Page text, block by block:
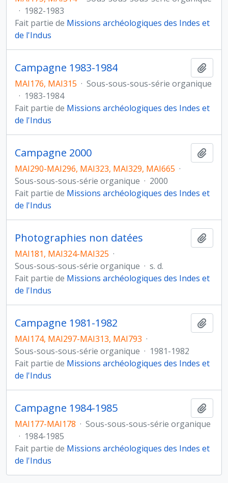
· 1982-1983
Fait partie de Missions archéologiques des Indes et
de l'Indus
Campagne 1983-1984
MAI176, MAI315 · Sous-sous-sous-série organique
· 1983-1984
Fait partie de Missions archéologiques des Indes et
de l'Indus
Campagne 2000
MAI290-MAI296, MAI323, MAI329, MAI665 ·
Sous-sous-sous-série organique · 2000
Fait partie de Missions archéologiques des Indes et
de l'Indus
Photographies non datées
MAI181, MAI324-MAI325 ·
Sous-sous-sous-série organique · s. d.
Fait partie de Missions archéologiques des Indes et
de l'Indus
Campagne 1981-1982
MAI174, MAI297-MAI313, MAI793 ·
Sous-sous-sous-série organique · 1981-1982
Fait partie de Missions archéologiques des Indes et
de l'Indus
Campagne 1984-1985
MAI177-MAI178 · Sous-sous-sous-série organique
· 1984-1985
Fait partie de Missions archéologiques des Indes et
de l'Indus